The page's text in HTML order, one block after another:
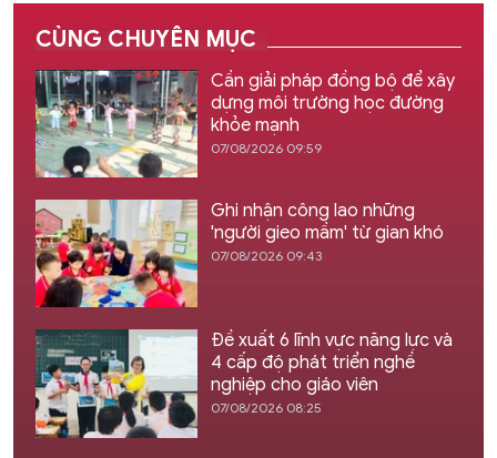
CÙNG CHUYÊN MỤC
Cần giải pháp đồng bộ để xây
dựng môi trường học đường
khỏe mạnh
07/08/2026 09:59
Ghi nhận công lao những
'người gieo mầm' từ gian khó
07/08/2026 09:43
Đề xuất 6 lĩnh vực năng lực và
4 cấp độ phát triển nghề
nghiệp cho giáo viên
07/08/2026 08:25